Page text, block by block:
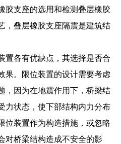
胶支座的选用和检测叠层橡胶
，叠层橡胶支座隔震是建筑结
置各有优缺点，其选择是否合
果。限位装置的设计需要考虑
，因为在地震作用下，桥梁结
力状态，使下部结构内力分布
位装置作为构造措施，或忽略
对桥梁结构造成不安全的影